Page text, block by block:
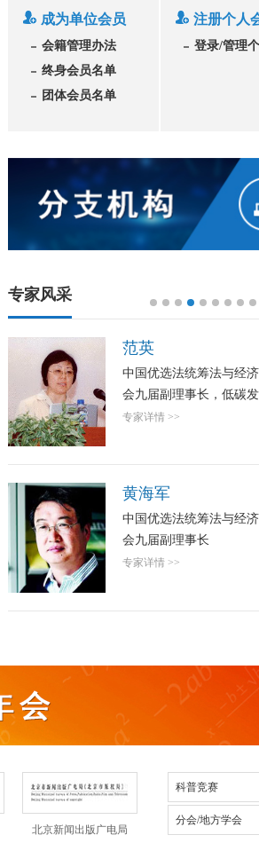
注册个人
登录/管理
成为单位会员
会籍管理办法
终身会员名单
团体会员名单
专家风采
梁樑
中国优选法统筹法与经
会九届副理事长
专家详情 >>
刘思峰
中国优选法统筹法与经
会第七届、八届副理事长
备研制管理专业委员会理
专家详情 >>
北京新闻出版广电局
科普竞赛
分会/地方学会